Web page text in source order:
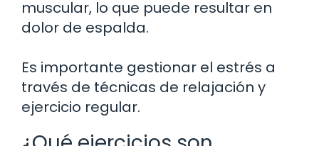
muscular, lo que puede resultar en
dolor de espalda.
Es importante gestionar el estrés a
través de técnicas de relajación y
ejercicio regular.